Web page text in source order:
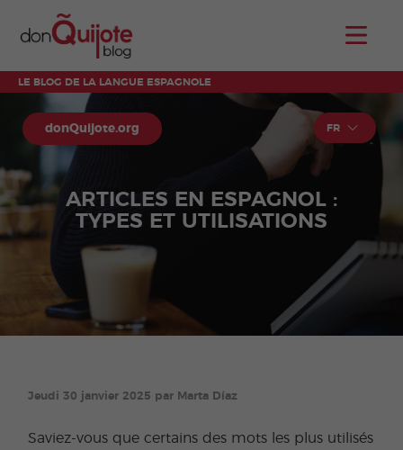
LE BLOG DE LA LANGUE ESPAGNOLE
donQuijote.org FR
ARTICLES EN ESPAGNOL :
TYPES ET UTILISATIONS
Jeudi 30 janvier 2025 par Marta Díaz
Saviez-vous que certains des mots les plus utilisés